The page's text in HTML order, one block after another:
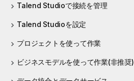
Talend Studioで接続を管理
Talend Studioを設定
プロジェクトを使って作業
ビジネスモデルを使って作業(非推奨)